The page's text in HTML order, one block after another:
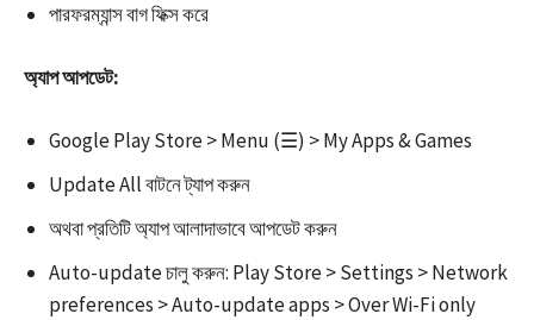
পারফরম্যান্স বাগ ফিক্স করে
অ্যাপ আপডেট:
Google Play Store > Menu (☰) > My Apps & Games
Update All বাটনে ট্যাপ করুন
অথবা প্রতিটি অ্যাপ আলাদাভাবে আপডেট করুন
Auto-update চালু করুন: Play Store > Settings > Network
preferences > Auto-update apps > Over Wi-Fi only